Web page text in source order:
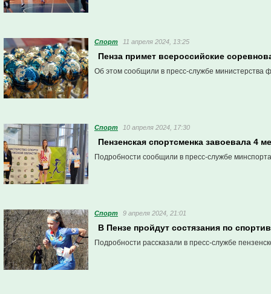
Спорт 11 апреля 2024, 13:25
Пенза примет всероссийские
Об этом сообщили в пресс-службе министерства
Спорт 10 апреля 2024, 17:30
Пензенская спортсменка завоевала 4
Подробности сообщили в пресс-службе
Спорт 9 апреля 2024, 21:01
В Пензе пройдут состязания по
Подробности рассказали в пресс-службе